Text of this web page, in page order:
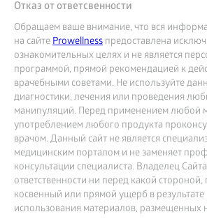
Отказ от ответсвенности
Обращаем ваше внимание, что вся
на сайтеProwellness предоставлена
ознакомительных целях и не является
программой, прямой рекомендацией к
врачебными советами. Не используйте
диагностики, лечения или проведения
манипуляций. Перед применением любой
употреблением любого продукта
врачом. Данный сайт не является
медицинским порталом и не заменяет
консультации специалиста. Владелец
ответственности ни перед какой
косвенный или прямой ущерб в
использования материалов, размещенных